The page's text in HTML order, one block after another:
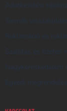
Adatkezelési
Termék
Reklamáció és
Szállítás és fizetés
Egyedi